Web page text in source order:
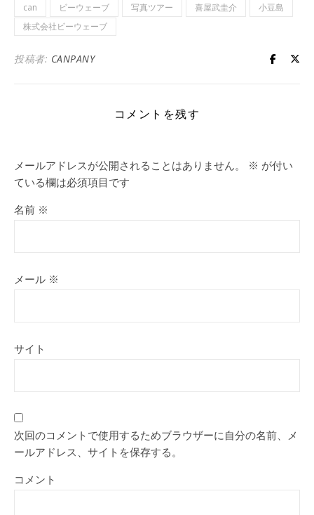
can ビーウェーブ 写真ツアー 喜屋武圭介
小豆島
株式会社ビーウェーブ
投稿者: CANPANY
コメントを残す
メールアドレスが公開されることはありません。 ※ が付い
ている欄は必須項目です
名前 ※
メール ※
サイト
次回のコメントで使用するためブラウザーに自分の名前、メ
ールアドレス、サイトを保存する。
コメント